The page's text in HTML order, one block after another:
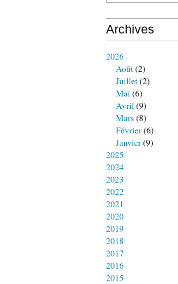
Archives
2026
Août(2)
Juillet(2)
Mai(6)
Avril(9)
Mars (8)
Février(6)
Janvier(9)
2025
2024
2023
2022
2021
2020
2019
2018
2017
2016
2015